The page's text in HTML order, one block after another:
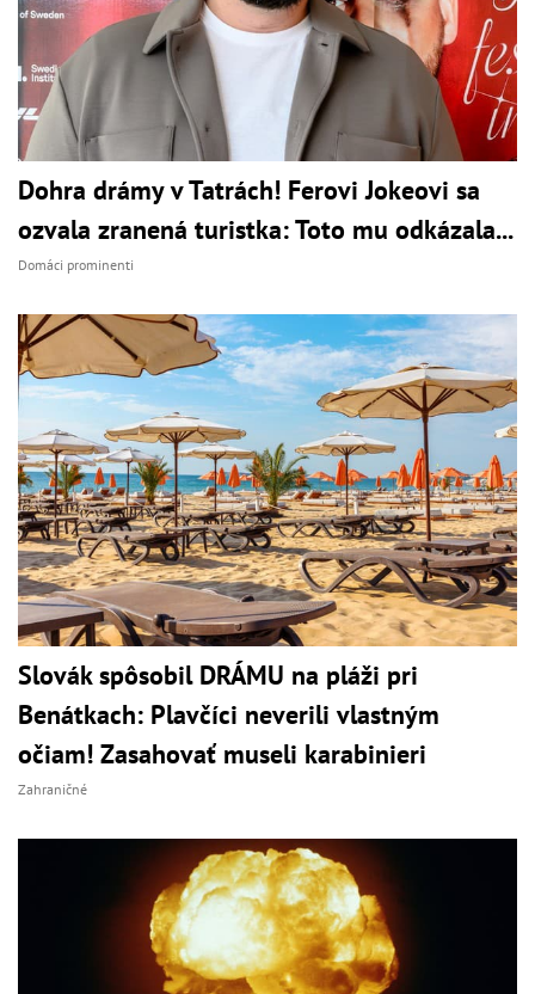
Dohra drámy v Tatrách! Ferovi Jokeovi sa
ozvala zranená turistka: Toto mu odkázala...
Domáci prominenti
Slovák spôsobil DRÁMU na pláži pri
Benátkach: Plavčíci neverili vlastným
očiam! Zasahovať museli karabinieri
Zahraničné